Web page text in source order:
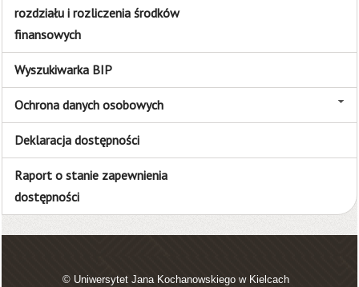
rozdziału i rozliczenia środków
finansowych
Wyszukiwarka BIP
Ochrona danych osobowych
Deklaracja dostępności
Raport o stanie zapewnienia
dostępności
© Uniwersytet Jana Kochanowskiego w Kielcach